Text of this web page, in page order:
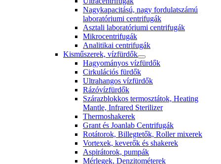
Nagykapacitású, nagy fordulatszámú
laboratóriumi centrifugák
Asztali laboratóriumi centrifugák
Mikrocentrifugák
Analitikai centrifugák
Kisműszerek, vízfürdők
Hagyományos vízfürdők
Cirkulációs fürdők
Ultrahangos vízfürdők
Rázóvízfürdők
Szárazblokkos termosztátok, Heating
Mantle, Infrared Sterilizer
Thermoshakerek
Grant és Joanlab Centrifugák
Rotátorok, Billegtetők, Roller mixerek
Vortexek, keverők és shakerek
Aspirátorok, pumpák
Mérlegek, Denzitométerek